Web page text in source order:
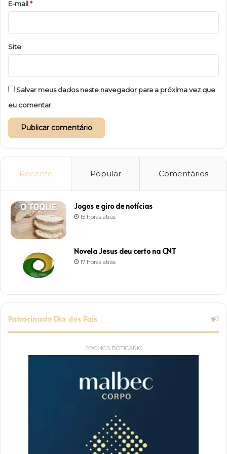
*E-mail*
Site
Salvar meus dados neste navegador para a próxima vez que
eu comentar.
Recente Popular Comentários
Jogos e giro de notícias
15 horas atrás
Novela Jesus deu certo na CNT
17 horas atrás
Patrocinado Dia dos Pais
PROMOS BOTICÁRIO